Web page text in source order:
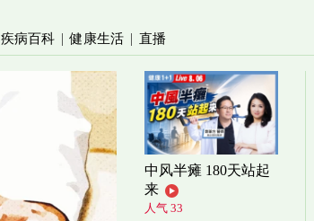
疾病百科 | 健康生活 | 直播
中风半瘫 180天站起
来
人气 33